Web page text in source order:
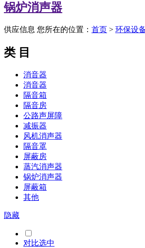
锅炉消声器
供应信息 您所在的位置： 首页 > 环保设
类 目
消音器
消音器
隔音箱
隔音房
公路声屏障
减振器
风机消声器
隔音罩
屏蔽房
蒸汽消声器
锅炉消声器
屏蔽箱
其他
隐藏
对比选中